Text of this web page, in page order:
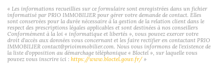
« Les informations recueillies sur ce formulaire sont enregistrées dans un fichier
informatisé par PRIO IMMOBILIER pour gérer votre demande de contact. Elles
sont conservées pour la durée nécessaire à la gestion de la relation client dans le
respect des prescriptions légales applicables et sont destinées à nos conseillers
Conformément à la loi « informatique et libertés », vous pouvez exercer votre
droit d'accès aux données vous concernant et les faire rectifier en contactant PRIO
IMMOBILIER contact@prioimmobilier.com. Nous vous informons de l'existence de
la liste d'opposition au démarchage téléphonique « Bloctel », sur laquelle vous
pouvez vous inscrire ici : https://www.bloctel.gouv.fr/»